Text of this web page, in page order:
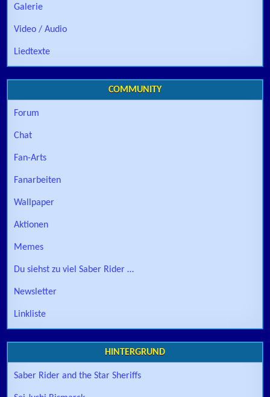
Galerie
Video / Audio
Liedtexte
COMMUNITY
Forum
Chat
Fan-Arts
Fanarbeiten
Wallpaper
Aktionen
Memes
Du siehst zu viel Saber Rider …
Newsletter
Linkliste
HINTERGRUND
Saber Rider and the Star Sheriffs